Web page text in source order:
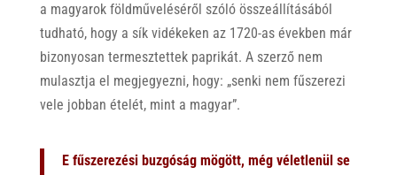
a magyarok földműveléséről szóló összeállításából
tudható, hogy a sík vidékeken az 1720-as években már
bizonyosan termesztettek paprikát. A szerző nem
mulasztja el megjegyezni, hogy: „senki nem fűszerezi
vele jobban ételét, mint a magyar”.
E fűszerezési buzgóság mögött, még véletlenül se